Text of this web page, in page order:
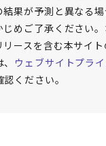
結果が予測と異なる
めご了承ください。
リースを含む本サイ
ウェブサイトプラ
ください。